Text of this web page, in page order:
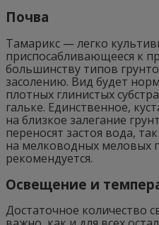
Почва
Тамарикс — легко
приспосабливающееся к
большинству типов
засолению. Вид будет
плотных глинистых
гальке. Единственное,
на близкое залегание
переносят застоя вода,
на мелководных меловых
рекомендуется.
Освещение и
Достаточное количество